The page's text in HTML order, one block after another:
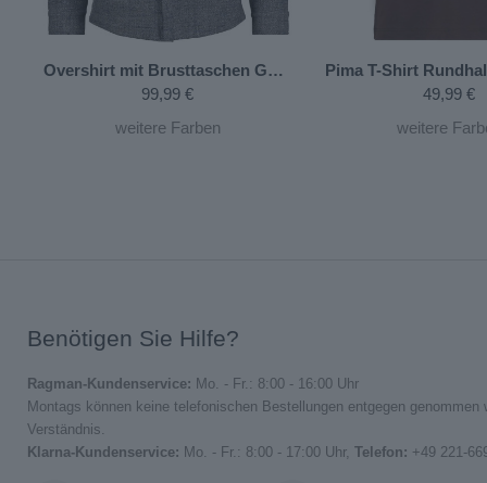
Mittelblau-726
Overshirt mit Brusttaschen Gemustert-914
99,99 €
weitere Farben
49,99 €
weitere
Benötigen Sie Hilfe?
Ragman-Kundenservice: Mo. - Fr.: 8:00 - 16:00 Uhr
Montags können keine telefonischen Bestellungen entgegen genommen
Verständnis.
Klarna-Kundenservice: Mo. - Fr.: 8:00 - 17:00 Uhr, Telefon: +49 221-